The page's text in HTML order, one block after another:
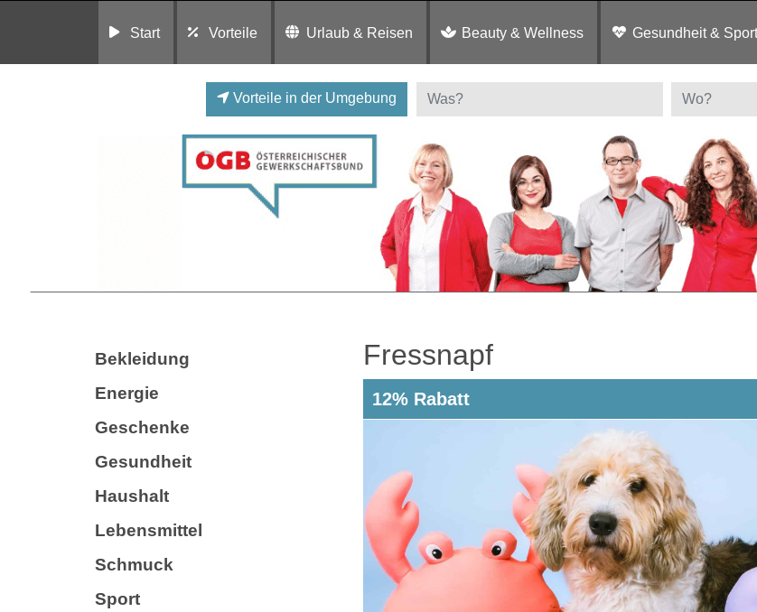
Start Vorteile Urlaub & Reisen Beauty & Wellness Gesundheit & Sport
Vorteile in der Umgebung
Bekleidung
Energie
Geschenke
Gesundheit
Haushalt
Lebensmittel
Schmuck
Sport
Fressnapf
12% Rabatt